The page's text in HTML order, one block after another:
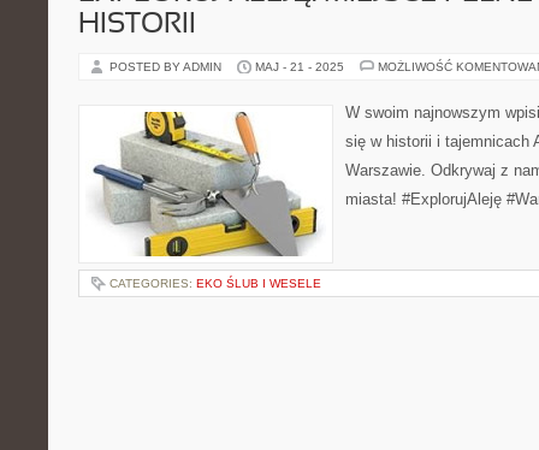
HISTORII
POSTED BY ADMIN MAJ - 21 - 2025 MOŻLIWOŚĆ
W swoim najnowszym
się w historii i tajemnicach
Warszawie. Odkrywaj z
miasta! #ExplorujAleję
CATEGORIES: EKO ŚLUB I WESELE